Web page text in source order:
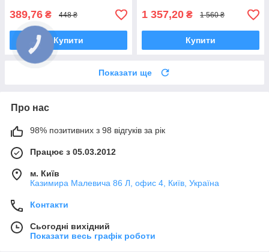
389,76 ₴ 448 ₴
Купити
1 357,20 ₴ 1 560 ₴
Купити
Показати ще
Про нас
98% позитивних з 98 відгуків за рік
Працює з 05.03.2012
м. Київ
Казимира Малевича 86 Л, офис 4, Київ, Україна
Контакти
Сьогодні вихідний
Показати весь графік роботи